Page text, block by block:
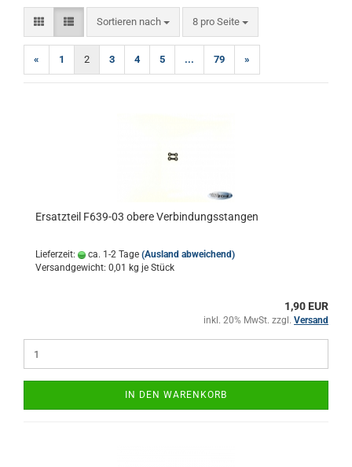
Sortieren nach
Sortieren nach 8 pro Seite
pro Seite
« 1 2 3 4 5 ... 79 »
Ersatzteil F639-03 obere Verbindungsstangen
Lieferzeit: ca. 1-2 Tage (Ausland abweichend)
Versandgewicht: 0,01 kg je Stück
1,90 EUR
inkl. 20% MwSt. zzgl. Versand
IN DEN WARENKORB